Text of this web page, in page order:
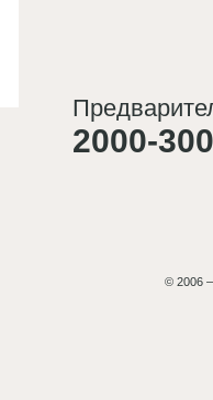
2000-
© 2006